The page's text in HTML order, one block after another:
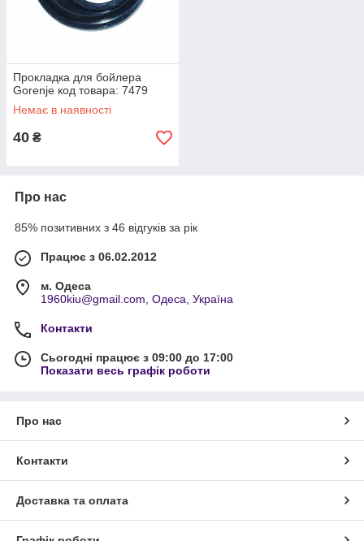
Прокладка для бойлера
Gorenje код товара: 7479
Немає в наявності
40 ₴
Про нас
85% позитивних з 46 відгуків за рік
Працює з 06.02.2012
м. Одеса
1960kiu@gmail.com, Одеса, Україна
Контакти
Сьогодні працює з 09:00 до 17:00
Показати весь графік роботи
Про нас
Контакти
Доставка та оплата